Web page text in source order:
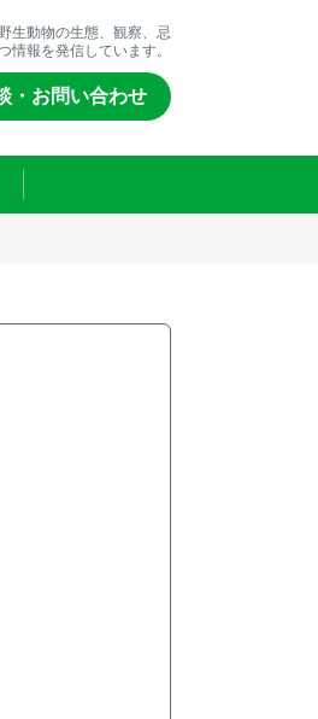
生動物の生態、観察、忌
情報を発信しています。
・お問い合わせ